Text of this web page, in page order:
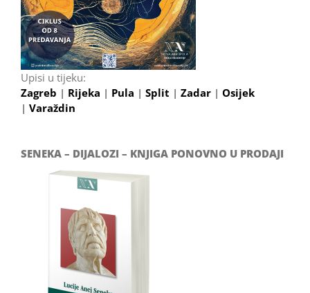
Upisi u tijeku:
Zagreb | Rijeka | Pula | Split | Zadar | Osijek
| Varaždin
SENEKA – DIJALOZI – KNJIGA PONOVNO U PRODAJI